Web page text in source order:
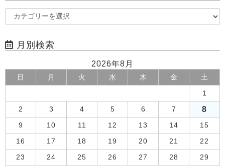
月別検索
2026年8月
日 月 火 水 木 金 土
1
2 3 4 5 6 7 8
9 10 11 12 13 14 15
16 17 18 19 20 21 22
23 24 25 26 27 28 29